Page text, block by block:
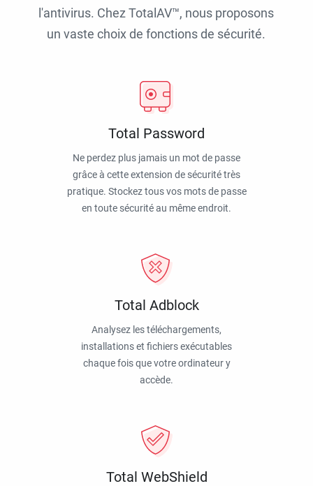
l'antivirus. Chez TotalAV™, nous proposons
un vaste choix de fonctions de sécurité.
Total Password
Ne perdez plus jamais un mot de passe
grâce à cette extension de sécurité très
pratique. Stockez tous vos mots de passe
en toute sécurité au même endroit.
Total Adblock
Analysez les téléchargements,
installations et fichiers exécutables
chaque fois que votre ordinateur y
accède.
Total WebShield